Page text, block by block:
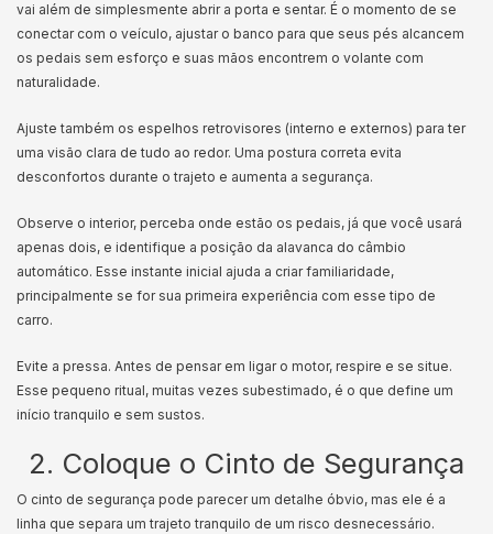
vai além de simplesmente abrir a porta e sentar. É o momento de se
conectar com o veículo, ajustar o banco para que seus pés alcancem
os pedais sem esforço e suas mãos encontrem o volante com
naturalidade.
Ajuste também os espelhos retrovisores (interno e externos) para ter
uma visão clara de tudo ao redor. Uma postura correta evita
desconfortos durante o trajeto e aumenta a segurança.
Observe o interior, perceba onde estão os pedais, já que você usará
apenas dois, e identifique a posição da alavanca do câmbio
automático. Esse instante inicial ajuda a criar familiaridade,
principalmente se for sua primeira experiência com esse tipo de
carro.
Evite a pressa. Antes de pensar em ligar o motor, respire e se situe.
Esse pequeno ritual, muitas vezes subestimado, é o que define um
início tranquilo e sem sustos.
2. Coloque o Cinto de Segurança
O cinto de segurança pode parecer um detalhe óbvio, mas ele é a
linha que separa um trajeto tranquilo de um risco desnecessário.